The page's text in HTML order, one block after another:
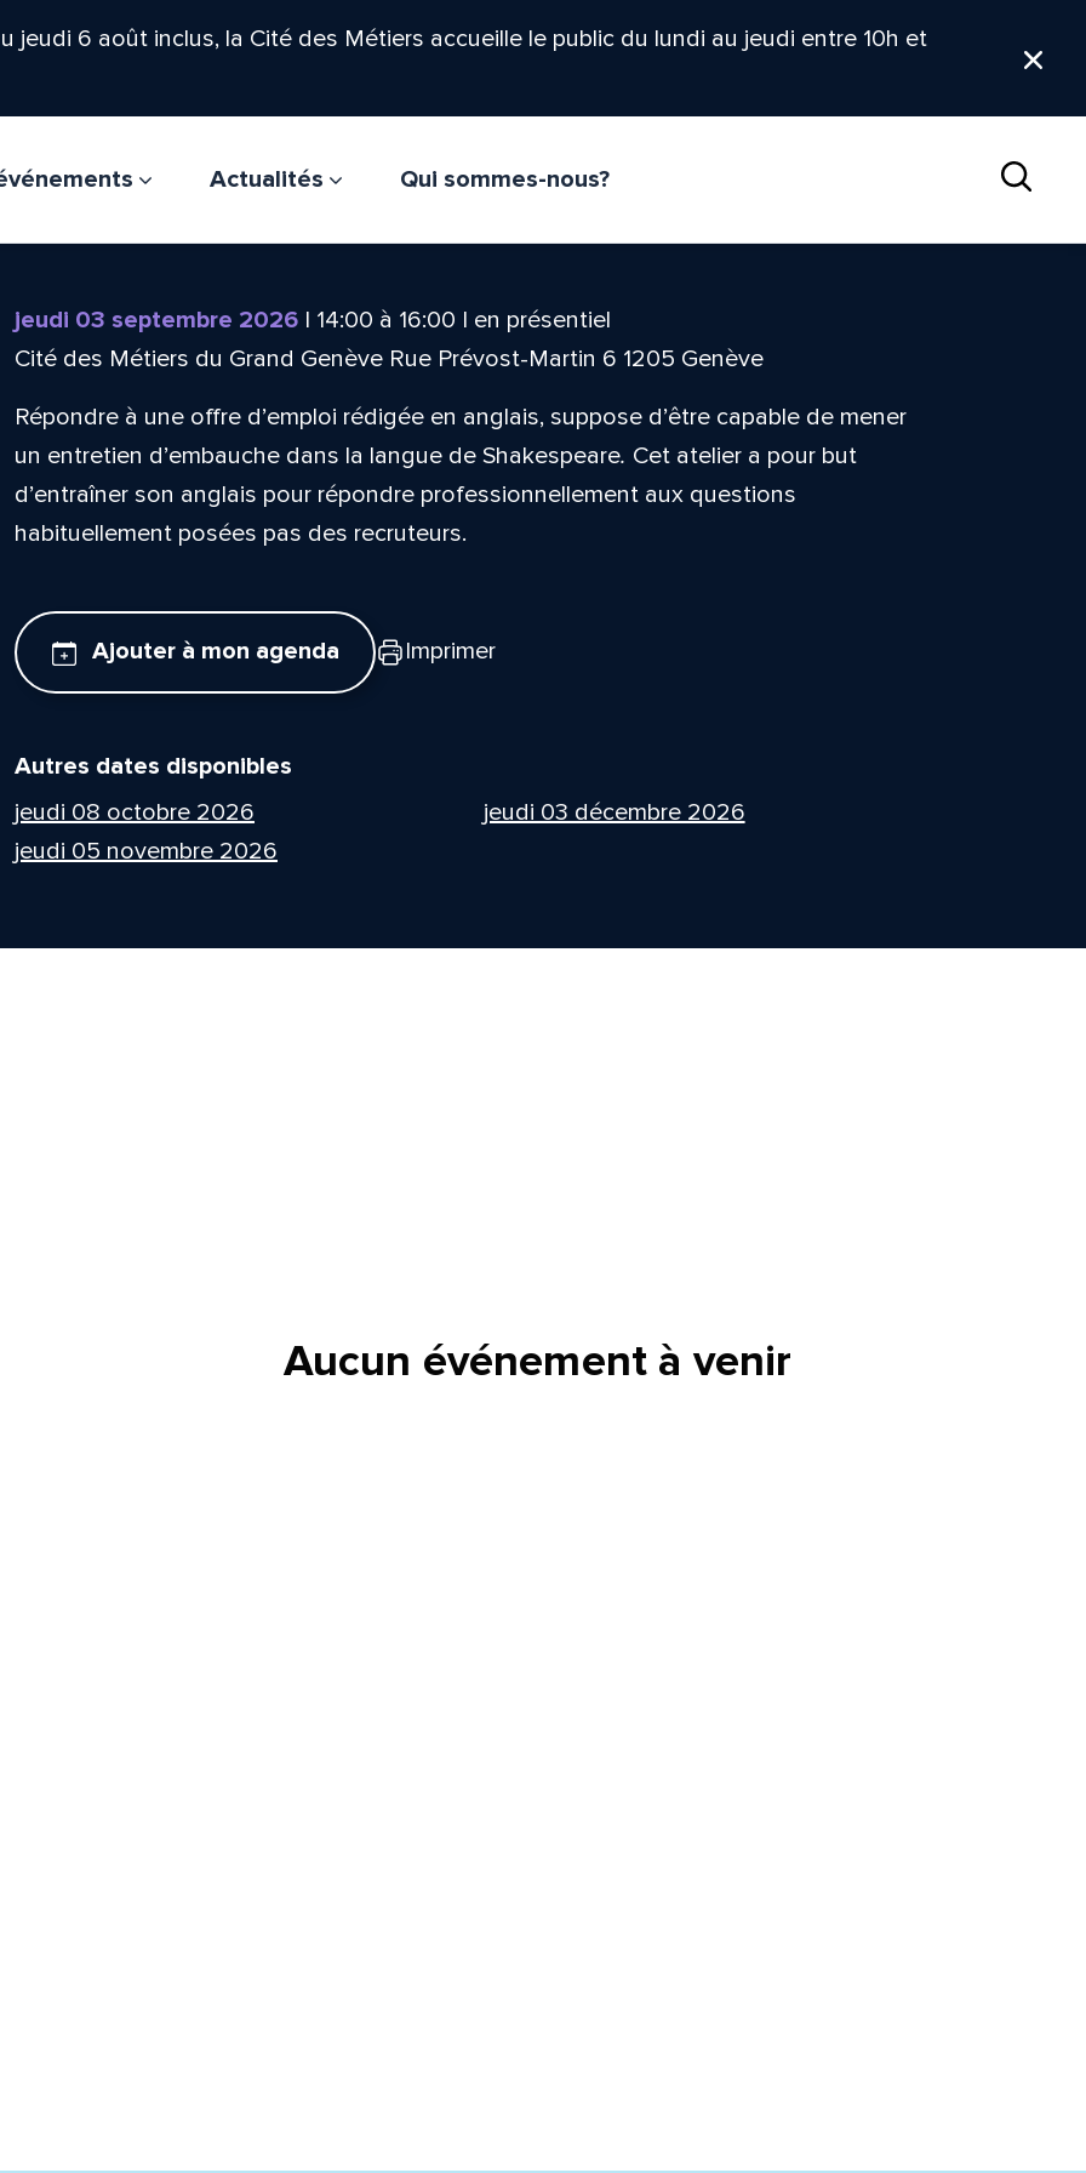
6 août inclus, la Cité des Métiers accueille le public du lundi au jeudi entre 10h et
Actualités
Qui sommes-nous?
jeudi 03 septembre 2026| 14:00 à 16:00 | en présentiel
Cité des Métiers du Grand Genève Rue Prévost-Martin 6 1205 Genève
Répondre à une offre d’emploi rédigée en anglais, suppose d’être capable de mener
un entretien d’embauche dans la langue de Shakespeare. Cet atelier a pour but
d’entraîner son anglais pour répondre professionnellement aux questions
habituellement posées pas des recruteurs.
Ajouter à mon agenda Imprimer
Autres dates disponibles
jeudi 08 octobre 2026
jeudi 05 novembre 2026
jeudi 03 décembre 2026
Aucun événement à venir